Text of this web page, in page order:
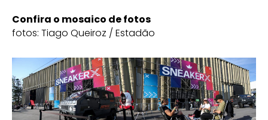
Confira o mosaico de fotos
fotos: Tiago Queiroz / Estadão